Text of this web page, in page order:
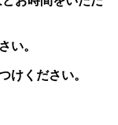
い。
けください。